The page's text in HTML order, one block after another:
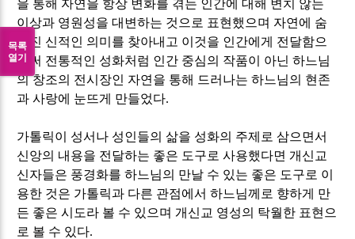
을 통해 자연을 항상 변화를 겪는 인간에 대해 변치 않는
이상과 영원성을 대변하는 것으로 표현했으며 자연에 숨
겨진 신적인 의미를 찾아내고 이것을 인간에게 전달함으
로써 전통적인 성화처럼 인간 중심의 작품이 아닌 하느님
의 창조의 전시장인 자연을 통해 드러나는 하느님의 현존
과 사랑에 눈뜨게 만들었다.
가톨릭이 성서나 성인들의 삶을 성화의 주제로 삼으면서
신앙의 내용을 전달하는 좋은 도구로 사용했다면 개신교
신자들은 풍경화를 하느님의 만날 수 있는 좋은 도구로 이
용한 것은 가톨릭과 다른 관점에서 하느님께로 향하게 만
든 좋은 시도라 볼 수 있으며 개신교 영성의 탁월한 표현으
로 볼 수 있다.
목록
열기